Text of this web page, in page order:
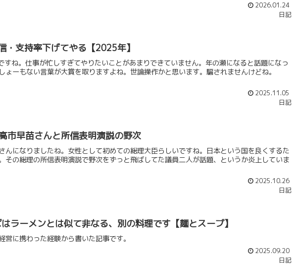
2026.01.24
日記
・支持率下げてやる【2025年】
ね。仕事が忙しすぎてやりたいことがあまりできていません。年の瀬になると話題になっ
ょーもない言葉が大賞を取りますよね。世論操作かと思います。騙されませんけどね。
2025.11.05
日記
市早苗さんと所信表明演説の野次
んになりましたね。女性として初めての総理大臣らしいですね。日本という国を良くするた
その総理の所信表明演説で野次をずっと飛ばしてた議員二人が話題、というか炎上していま
2025.10.26
日記
ラーメンとは似て非なる、別の料理です【麺とスープ】
に携わった経験から書いた記事です。
2025.09.20
日記